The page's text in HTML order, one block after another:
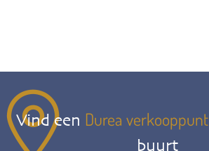
Vind een Durea verkooppunt
buurt